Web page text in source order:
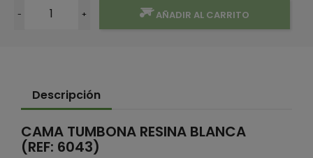
- + AÑADIR AL CARRITO
Descripción
CAMA TUMBONA RESINA BLANCA
(REF: 6043)